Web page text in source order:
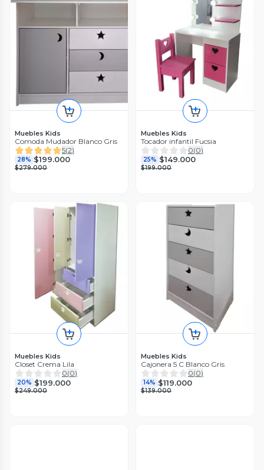
Muebles Kids
Comoda Mudador Blanco Gris
5(2)
28% $199.000
$279.000
Muebles Kids
Tocador infantil Fucsia
0(0)
25% $149.000
$199.000
Muebles Kids
Closet Crema Lila
0(0)
20% $199.000
$249.000
Muebles Kids
Cajonera 5 C Blanco Gris
0(0)
14% $119.000
$139.000